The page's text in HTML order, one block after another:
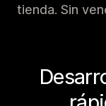
tienda. Sin